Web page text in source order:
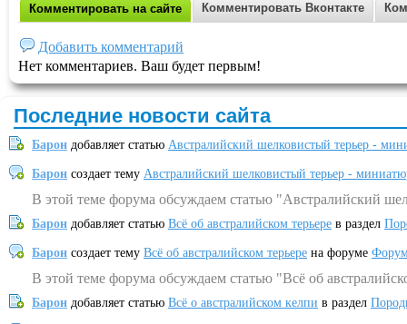
Комментировать на сайте Комментировать Вконтакте
Добавить комментарий
Нет комментариев. Ваш будет первым!
Последние новости сайта
Барон добавляет статью Австралийский шелковистый терьер -
Барон создает тему Австралийский шелковистый терьер -
В этой теме форума обсуждаем статью "Австралийский
Барон добавляет статью Всё об австралийском терьере в раздел
Барон создает тему Всё об австралийском терьере на форуме
В этой теме форума обсуждаем статью "Всё об
Барон добавляет статью Всё о австралийском келпи в раздел